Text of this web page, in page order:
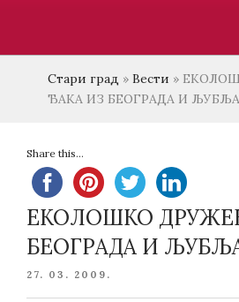
Стари град » Вести »
ЂАКА ИЗ БЕОГРАДА И
Share this...
ЕКОЛОШКО
БЕОГРАДА И
POSTED
27. 03. 2009.